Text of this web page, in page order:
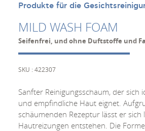
Produkte für die
MILD WASH FOAM
Seifenfrei, und ohne Duftstoffe und
SKU : 422307
Sanfter Reinigungsschaum, der sich
und empfindliche Haut eignet.
schäumenden Rezeptur lässt er sich
Hautreizungen entstehen. Die